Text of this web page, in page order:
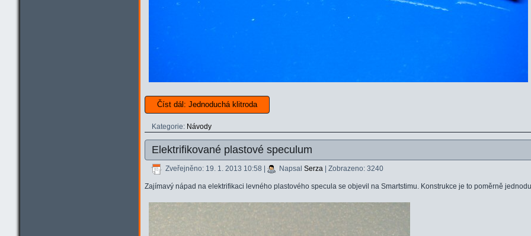
Číst dál: Jednoduchá klitroda
Kategorie: Návody
Elektrifikované plastové speculum
Zveřejněno: 19. 1. 2013 10:58 Napsal Serza| Zobrazeno: 3240
Zajímavý nápad na elektrifikaci levného plastového specula se objevil na Smartstimu. Konstrukce je to poměrně